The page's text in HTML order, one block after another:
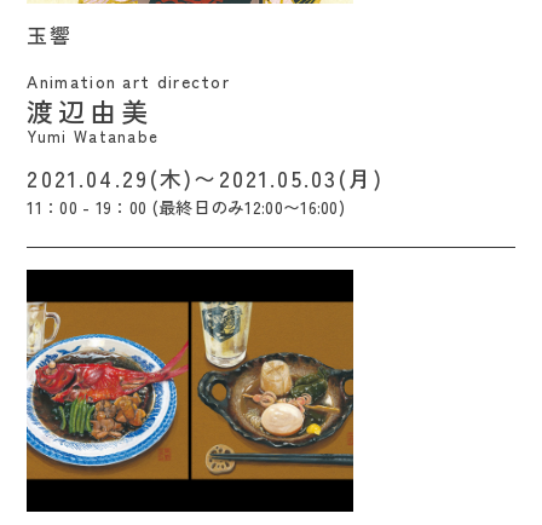
玉響
Animation art director
渡辺由美
Yumi Watanabe
2021.04.29(木)〜2021.05.03(月)
11：00 - 19：00 (最終日のみ12:00〜16:00)